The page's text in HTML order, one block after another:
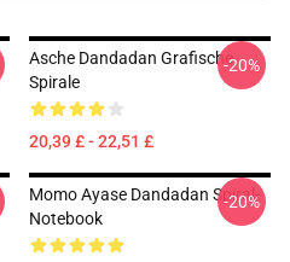
Asche Dandadan Grafische
Spirale
20,39 £ - 22,51 £
-20%
Momo Ayase Dandadan Spiral-
Notebook
-20%